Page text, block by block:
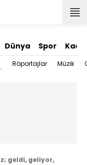
Dünya Spor
Röportajlar Müzik
geldi, geliyor,